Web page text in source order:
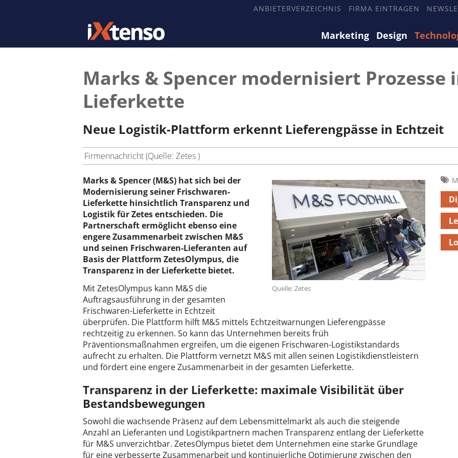
ANBIETERVERZEICHNIS FIRMA EINTRAGEN
Marketing Design
Marks & Spencer modernisiert
Lieferkette
Neue Logistik-Plattform erkennt Lieferengpässe in Echtzeit
Firmennachricht (Quelle: Zetes )
Quelle: Zetes
Marks & Spencer (M&S) hat sich bei der
Modernisierung seiner Frischwaren-
Lieferkette hinsichtlich Transparenz und
Logistik für Zetes entschieden. Die
Partnerschaft ermöglicht ebenso eine
engere Zusammenarbeit zwischen M&S
und seinen Frischwaren-Lieferanten auf
Basis der Plattform ZetesOlympus, die
Transparenz in der Lieferkette bietet.
Mit ZetesOlympus kann M&S die
Auftragsausführung in der gesamten
Frischwaren-Lieferkette in Echtzeit
überprüfen. Die Plattform hilft M&S mittels Echtzeitwarnungen Lieferengpässe
rechtzeitig zu erkennen. So kann das Unternehmen bereits früh
Präventionsmaßnahmen ergreifen, um die eigenen Frischwaren-Logistikstandards
aufrecht zu erhalten. Die Plattform vernetzt M&S mit allen seinen Logistikdienstleistern
und fördert eine engere Zusammenarbeit in der gesamten Lieferkette.
Transparenz in der Lieferkette: maximale Visibilität über
Bestandsbewegungen
Sowohl die wachsende Präsenz auf dem Lebensmittelmarkt als auch die steigende
Anzahl an Lieferanten und Logistikpartnern machen Transparenz entlang der Lieferkette
für M&S unverzichtbar. ZetesOlympus bietet dem Unternehmen eine starke Grundlage
für eine verbesserte Zusammenarbeit und kontinuierliche Optimierung zwischen den